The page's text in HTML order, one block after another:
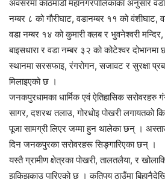
अवसरमा काठमाडौं महानगरपालिकाका अनुसार
नम्बर ८ को गौरीघाट, वडानम्बर ११ को
वडा नम्बर १४ को कुमारी क्लब र भुवनेश्वरी
बाइसधारा र वडा नम्बर ३२ को कोटेश्वर दोभानमा
स्थानमा सरसफाइ, रंगरोगन, सजावट र सुरक्षा
मिलाइएको छ ।
जनकपुरधामका धार्मिक एवं ऐतिहासिक सरोवरहरु
सागर, दशरथ तलाउ, गोरधोइ पोखरी लगायतको
पूजा सामग्री लिएर जम्मा हुन थालेका छन् ।
दिन जनकपुरका सरोवरहरू सिङ्गारिएका छन् ।
यस्तै ग्रामीण क्षेत्रका पोखरी, तालतलैया, र
झकिझकाउ पारिएको छ । कतिपय ठाउँमा